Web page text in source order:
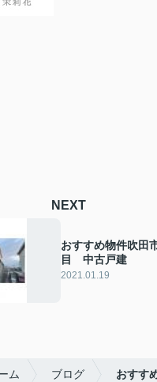
NEXT
おすすめ物件吹田
目 中古戸建
2021.01.19
ム ブログ おすす